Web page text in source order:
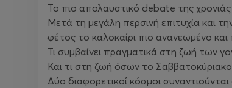
Το πιο απολαυστικό debate της
Μετά τη μεγάλη περσινή επιτυχία και
φέτος το καλοκαίρι πιο ανανεωμένο και
Τι συμβαίνει πραγματικά στη ζωή των
Και τι στη ζωή όσων το
Δύο διαφορετικοί κόσμοι